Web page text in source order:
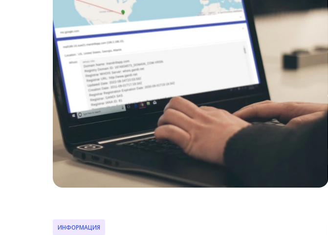
ИНФОРМАЦИЯ